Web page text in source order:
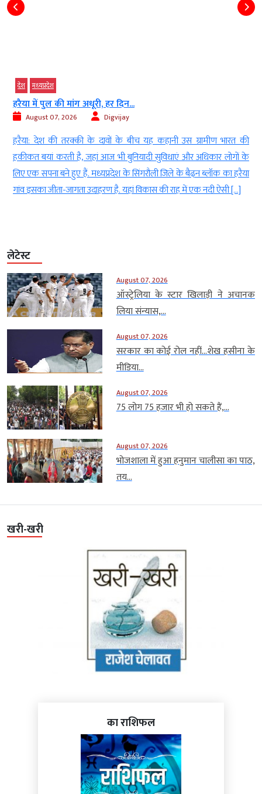
उस ग्रामीण भारत की
और अधिकार लोगों के
जिले के बैढ़न ब्लॉक का हरैया
की राह में एक नदी ऐसी […]
मानसून की बेरुखी से खेती पर संकट, 48...
August 07, 2026
भोपाल। मध्य प्रदेश में मानसून की सुस्ती अब
प्रदेश के 55 में से 48 जिलों में सामान्य से काफी कम
हालात बन गए हैं। कई जिलों में वर्षा का आंकड़ा
है। इसका असर जलाशयों के साथ-साथ खरीफ […]
लेटेस्ट
August 07, 2026
ऑस्ट्रेलिया के स्टार खिलाड़ी ने अचानक
लिया संन्यास,...
August 07, 2026
सरकार का कोई रोल नहीं…शेख हसीना के
मीडिया...
August 07, 2026
75 लोग 75 हजार भी हो सकते हैं,...
August 07, 2026
भोजशाला में हुआ हनुमान चालीसा का पाठ,
तय...
खरी-खरी
का राशिफल